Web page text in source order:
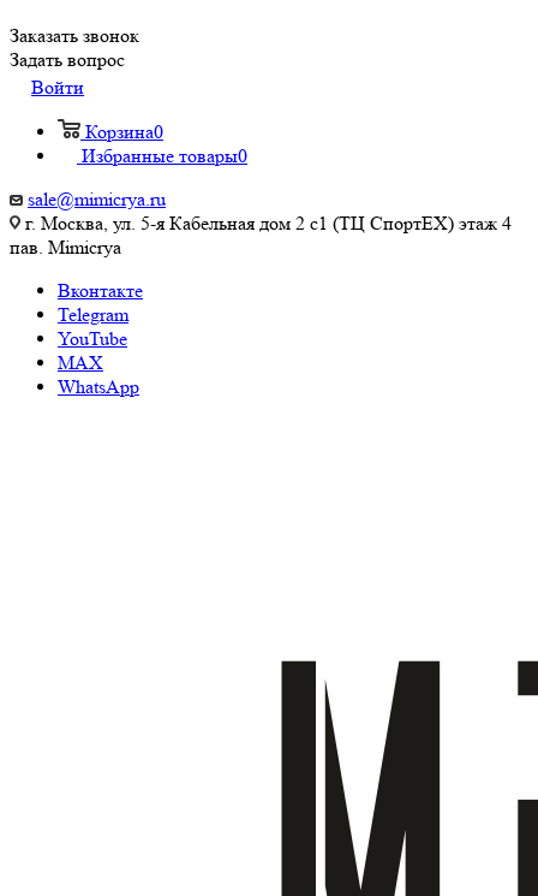
Заказать звонок
Задать вопрос
Войти
Корзина0
Избранные товары0
sale@mimicrya.ru
г. Москва, ул. 5-я Кабельная дом 2 с1 (ТЦ СпортEX) этаж 4
пав. Mimicrya
Вконтакте
Telegram
YouTube
MAX
WhatsApp